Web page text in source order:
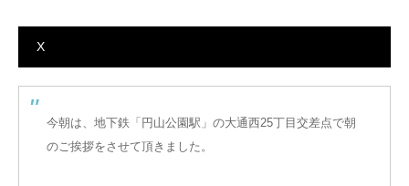
X
今朝は、地下鉄「円山公園駅」の大通西25丁目交差点で朝
のご挨拶をさせて頂きました。